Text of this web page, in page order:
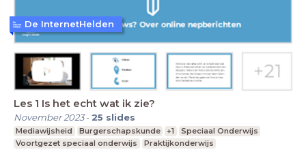
Les 1 Is het echt wat ik zie?
November 2023- 25 slides
Mediawijsheid Burgerschapskunde +1
Speciaal Onderwijs
Voortgezet speciaal onderwijs
Praktijkonderwijs
De InternetHelden